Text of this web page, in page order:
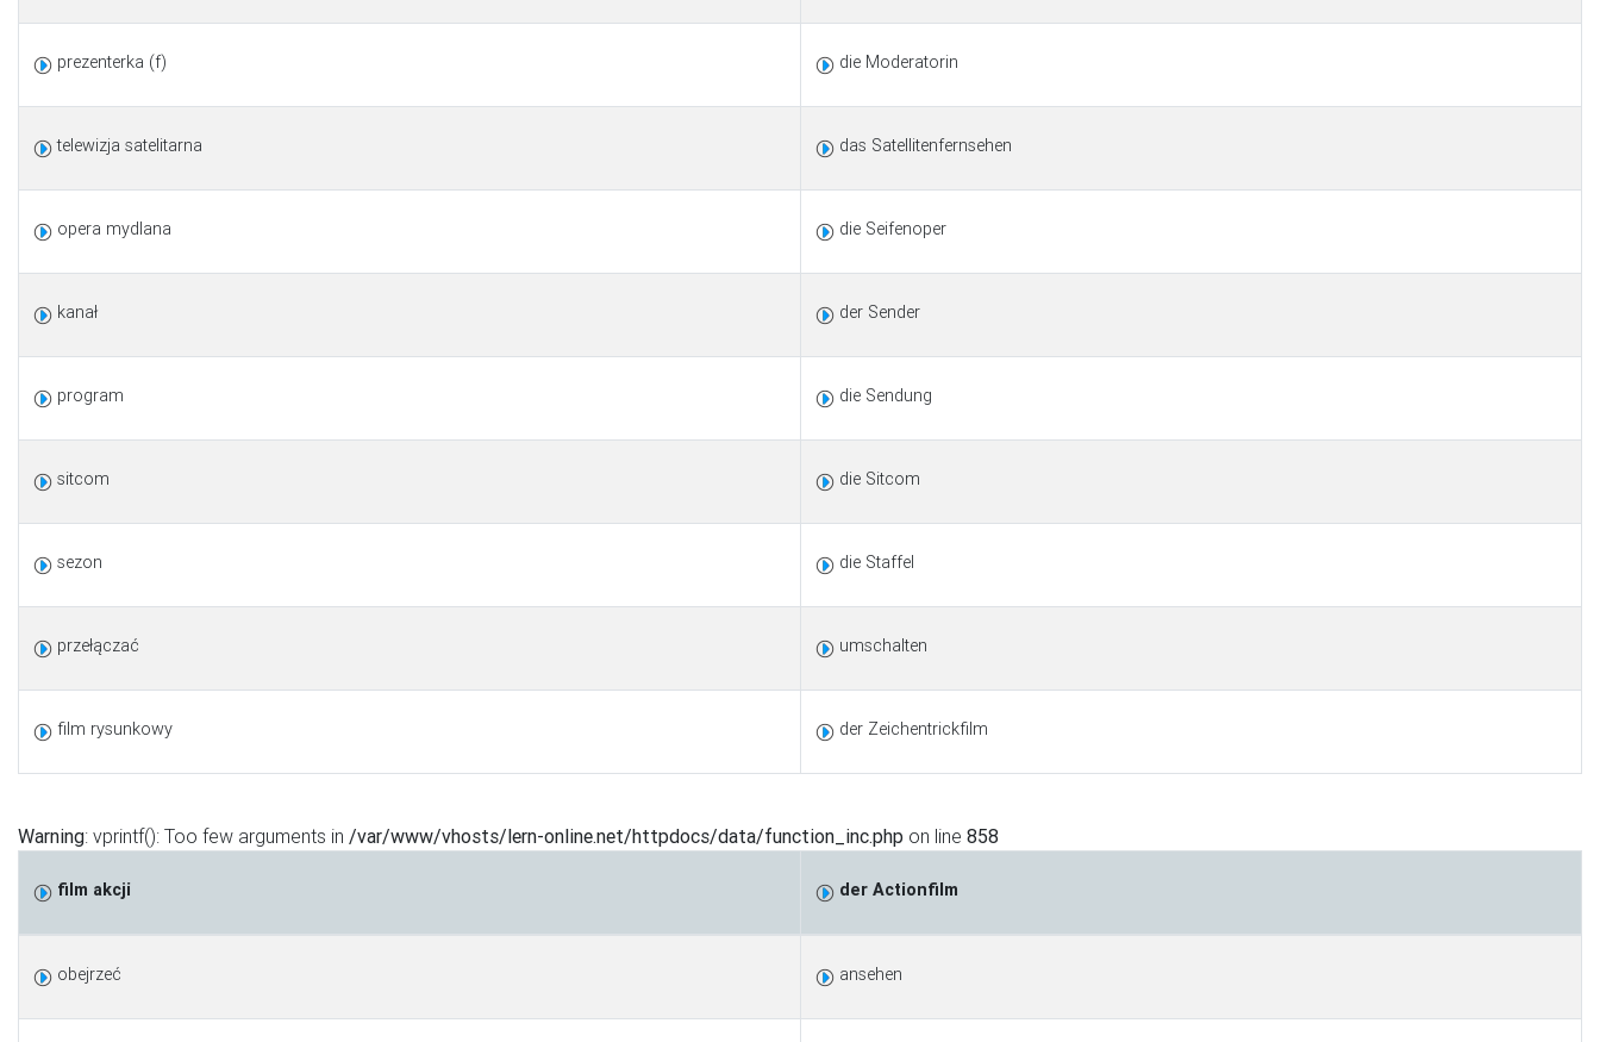
prezenterka (f) die Moderatorin
telewizja satelitarna das Satellitenfernsehen
opera mydlana die Seifenoper
kanał der Sender
program die Sendung
sitcom die Sitcom
sezon die Staffel
przełączać umschalten
film rysunkowy der Zeichentrickfilm
Warning: vprintf(): Too few arguments in /var/www/vhosts/lern-online.net/httpdocs/data/function_inc.php on line 858
film akcji der Actionfilm
obejrzeć ansehen